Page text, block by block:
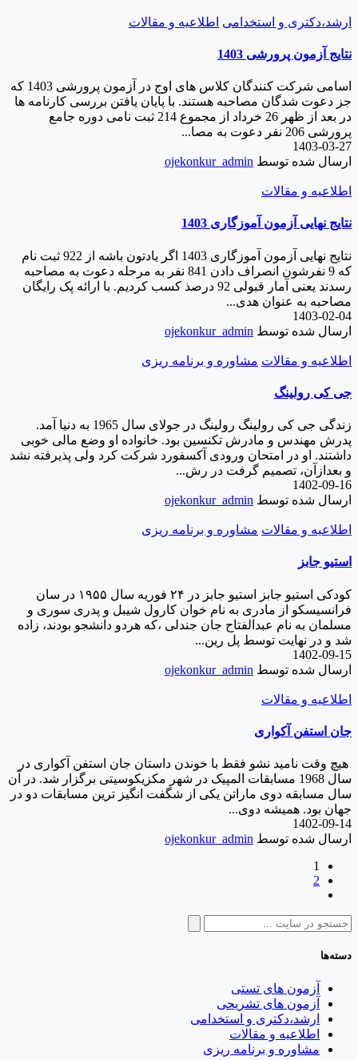
ارشد،دکتری و استخدامی اطلاعیه و مقالات
نتایج آزمون پرورشی 1403
اسامی شرکت کنندگان کلاس های اوج در آزمون پرورشی 1403 که
جز دعوت شدگان مصاحبه هستند. با پایان یافتن بررسی کارنامه ها
در بعد از ظهر 26 خرداد از مجموع 214 ثبت نامی دوره جامع
پرورشی 206 نفر دعوت به مصا...
1403-03-27
ارسال شده توسط ojekonkur_admin
اطلاعیه و مقالات
نتایج نهایی آزمون آموزگاری 1403
نتایج نهایی آزمون آموزگاری 1403 اگر یادتون باشه از 922 ثبت نام
که 9 نفرشون انصراف دادن 841 نفر به مرحله دعوت به مصاحبه
رسدند یعنی آمار قبولی 92 درصذ کسب کردیم. با ارائه پک رایگان
مصاحبه به عنوان هدی...
1403-02-04
ارسال شده توسط ojekonkur_admin
اطلاعیه و مقالات مشاوره و برنامه ریزی
جی کی رولینگ
زندگی جی کی رولینگ رولینگ در جولای سال 1965 به دنیا آمد.
پدرش مهندس و مادرش تکنسین بود. خانواده او وضع مالی خوبی
داشتند. او در امتحان ورودی آکسفورد شرکت کرد ولی پذیرفته نشد
و بعدازآن، تصمیم گرفت در رش...
1402-09-16
ارسال شده توسط ojekonkur_admin
اطلاعیه و مقالات مشاوره و برنامه ریزی
استیو جابز
کودکی استیو جابز استیو جابز در ۲۴ فوریه سال ۱۹۵۵ در سان
فرانسیسکو از مادری به نام خوان کارول شیبل و پدری سوری و
مسلمان به نام عبدالفتاح جان جندلی ،که هردو دانشجو بودند، زاده
شد و در نهایت توسط پل رین...
1402-09-15
ارسال شده توسط ojekonkur_admin
اطلاعیه و مقالات
جان استفن آکواری
هیچ وقت نامید نشو فقط با خوندن داستان جان استفن آکواری در
سال 1968 مسابقات المپیک در شهر مکزیکوسیتی برگزار شد. در آن
سال مسابقه دوی ماراتن یکی از شگفت انگیز ترین مسابقات دو در
جهان بود. همیشه دوی...
1402-09-14
ارسال شده توسط ojekonkur_admin
1
2
جستجو
دسته‌ها
آزمون های تستی
آزمون های تشریحی
ارشد،دکتری و استخدامی
اطلاعیه و مقالات
مشاوره و برنامه ریزی